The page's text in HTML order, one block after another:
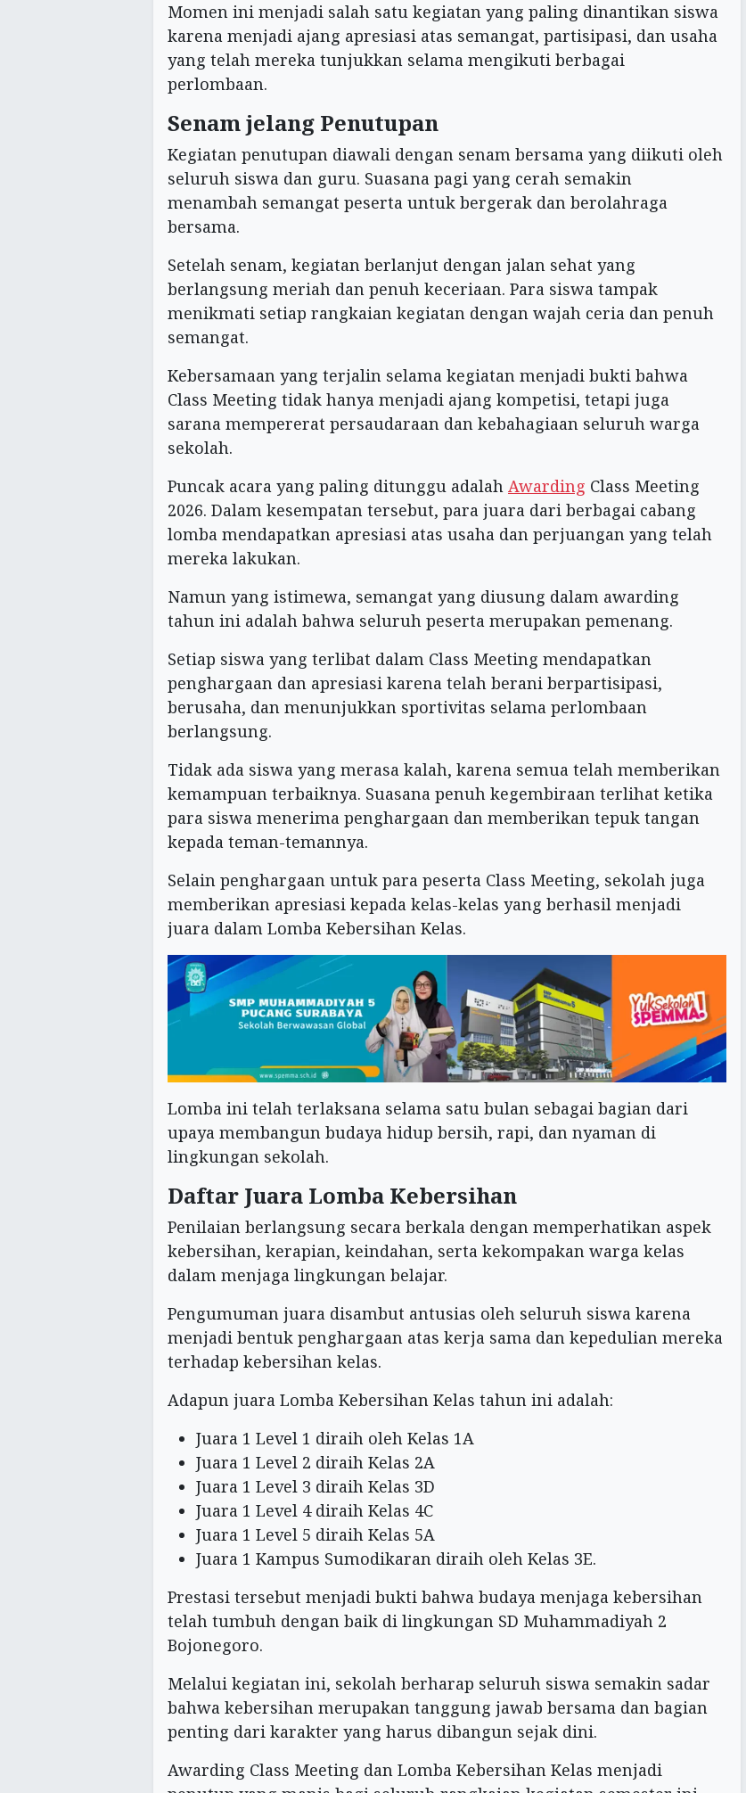
Momen ini menjadi salah satu kegiatan yang paling dinantikan siswa
karena menjadi ajang apresiasi atas semangat, partisipasi, dan usaha
yang telah mereka tunjukkan selama mengikuti berbagai
perlombaan.
Senam jelang Penutupan
Kegiatan penutupan diawali dengan senam bersama yang diikuti oleh
seluruh siswa dan guru. Suasana pagi yang cerah semakin
menambah semangat peserta untuk bergerak dan berolahraga
bersama.
Setelah senam, kegiatan berlanjut dengan jalan sehat yang
berlangsung meriah dan penuh keceriaan. Para siswa tampak
menikmati setiap rangkaian kegiatan dengan wajah ceria dan penuh
semangat.
Kebersamaan yang terjalin selama kegiatan menjadi bukti bahwa
Class Meeting tidak hanya menjadi ajang kompetisi, tetapi juga
sarana mempererat persaudaraan dan kebahagiaan seluruh warga
sekolah.
Puncak acara yang paling ditunggu adalah Awarding Class Meeting
2026. Dalam kesempatan tersebut, para juara dari berbagai cabang
lomba mendapatkan apresiasi atas usaha dan perjuangan yang telah
mereka lakukan.
Namun yang istimewa, semangat yang diusung dalam awarding
tahun ini adalah bahwa seluruh peserta merupakan pemenang.
Setiap siswa yang terlibat dalam Class Meeting mendapatkan
penghargaan dan apresiasi karena telah berani berpartisipasi,
berusaha, dan menunjukkan sportivitas selama perlombaan
berlangsung.
Tidak ada siswa yang merasa kalah, karena semua telah memberikan
kemampuan terbaiknya. Suasana penuh kegembiraan terlihat ketika
para siswa menerima penghargaan dan memberikan tepuk tangan
kepada teman-temannya.
Selain penghargaan untuk para peserta Class Meeting, sekolah juga
memberikan apresiasi kepada kelas-kelas yang berhasil menjadi
juara dalam Lomba Kebersihan Kelas.
Lomba ini telah terlaksana selama satu bulan sebagai bagian dari
upaya membangun budaya hidup bersih, rapi, dan nyaman di
lingkungan sekolah.
Daftar Juara Lomba Kebersihan
Penilaian berlangsung secara berkala dengan memperhatikan aspek
kebersihan, kerapian, keindahan, serta kekompakan warga kelas
dalam menjaga lingkungan belajar.
Pengumuman juara disambut antusias oleh seluruh siswa karena
menjadi bentuk penghargaan atas kerja sama dan kepedulian mereka
terhadap kebersihan kelas.
Adapun juara Lomba Kebersihan Kelas tahun ini adalah:
Juara 1 Level 1 diraih oleh Kelas 1A
Juara 1 Level 2 diraih Kelas 2A
Juara 1 Level 3 diraih Kelas 3D
Juara 1 Level 4 diraih Kelas 4C
Juara 1 Level 5 diraih Kelas 5A
Juara 1 Kampus Sumodikaran diraih oleh Kelas 3E.
Prestasi tersebut menjadi bukti bahwa budaya menjaga kebersihan
telah tumbuh dengan baik di lingkungan SD Muhammadiyah 2
Bojonegoro.
Melalui kegiatan ini, sekolah berharap seluruh siswa semakin sadar
bahwa kebersihan merupakan tanggung jawab bersama dan bagian
penting dari karakter yang harus dibangun sejak dini.
Awarding Class Meeting dan Lomba Kebersihan Kelas menjadi